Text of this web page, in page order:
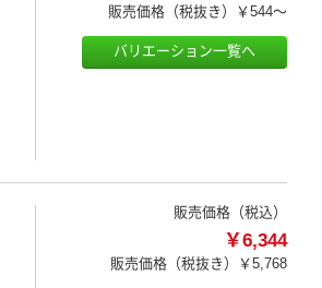
販売価格（税抜き） ￥544～
バリエーション一覧へ
販売価格（税込）
￥6,344
販売価格（税抜き） ￥5,768